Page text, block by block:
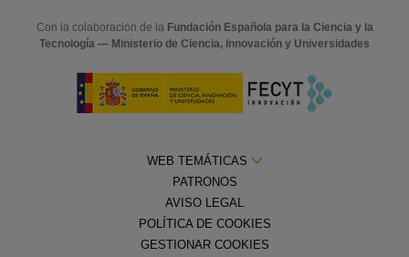
Con la colaboración de la Fundación Española para la Ciencia y la
Tecnología — Ministerio de Ciencia, Innovación y Universidades
WEB TEMÁTICAS
PATRONOS
AVISO LEGAL
POLÍTICA DE COOKIES
GESTIONAR COOKIES